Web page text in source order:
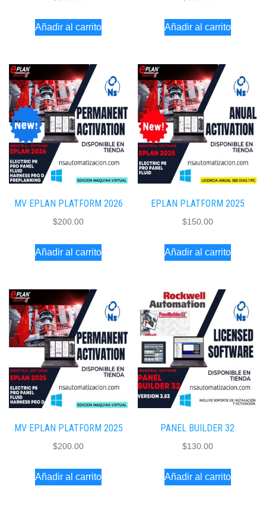
Añadir al carrito Añadir al carrito
MV EPLAN PLATFORM 2026
$200.00
Añadir al carrito
EPLAN PLATFORM 2025
$150.00
Añadir al carrito
MV EPLAN PLATFORM 2025
$200.00
Añadir al carrito
PANEL BUILDER 32
$130.00
Añadir al carrito